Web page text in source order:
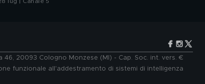
46, 20093 Cologno Monzese (MI) - Cap. Soc. int. vers. €
funzionale all'addestramento di sistemi di intelligenza